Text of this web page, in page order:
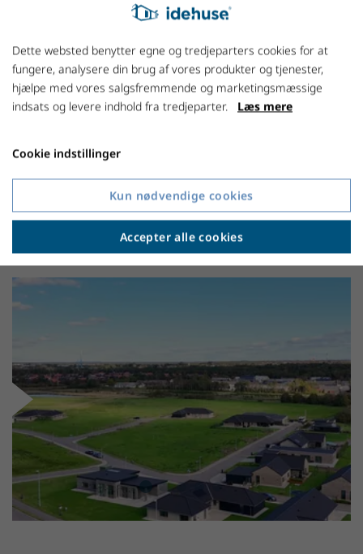
4 km fra Herning Centrum
2,5 km til Motorvejen, med forbindelse til
både Århus, Vejle og Holstebro.
3,5 km til Jyske Bank BOXEN
(med motorvejsforbindelse)
Byggegrunde i
Snejbjerg
på Birkelunden
Dette websted benytter egne og tredjeparters cookies for at
fungere, analysere din brug af vores produkter og tjenester,
hjælpe med vores salgsfremmende og marketingsmæssige
indsats og levere indhold fra tredjeparter. Læs mere
Cookie indstillinger
Kun nødvendige cookies
Accepter alle cookies